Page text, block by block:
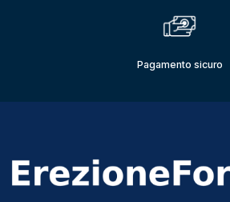
Pagamento sicuro